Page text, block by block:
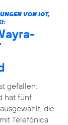
VON IOT,
gefallen:
hat fünf
die
Telefónica